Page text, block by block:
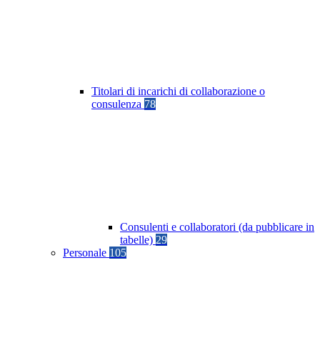
Titolari di incarichi di collaborazione o
consulenza 78
Consulenti e collaboratori (da pubblicare in
tabelle) 29
Personale 105